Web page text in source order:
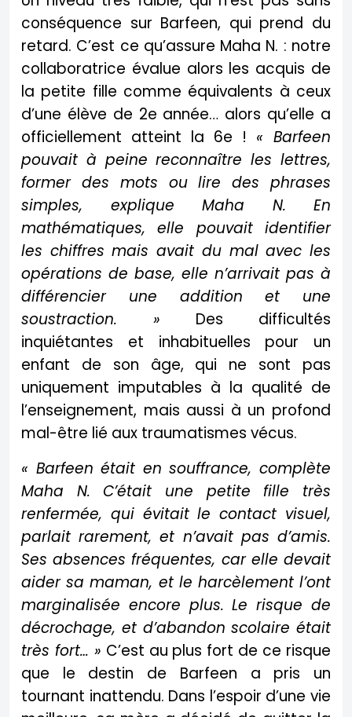
conséquence sur Barfeen, qui prend du
retard. C’est ce qu’assure Maha N. : notre
collaboratrice évalue alors les acquis de
la petite fille comme équivalents à ceux
d’une élève de 2e année… alors qu’elle a
officiellement atteint la 6e ! « Barfeen
pouvait à peine reconnaître les lettres,
former des mots ou lire des phrases
simples, explique Maha N. En
mathématiques, elle pouvait identifier
les chiffres mais avait du mal avec les
opérations de base, elle n’arrivait pas à
différencier une addition et une
soustraction. » Des difficultés
inquiétantes et inhabituelles pour un
enfant de son âge, qui ne sont pas
uniquement imputables à la qualité de
l’enseignement, mais aussi à un profond
mal-être lié aux traumatismes vécus.
« Barfeen était en souffrance, complète
Maha N. C’était une petite fille très
renfermée, qui évitait le contact visuel,
parlait rarement, et n’avait pas d’amis.
Ses absences fréquentes, car elle devait
aider sa maman, et le harcèlement l’ont
marginalisée encore plus. Le risque de
décrochage, et d’abandon scolaire était
très fort… » C’est au plus fort de ce risque
que le destin de Barfeen a pris un
tournant inattendu. Dans l’espoir d’une vie